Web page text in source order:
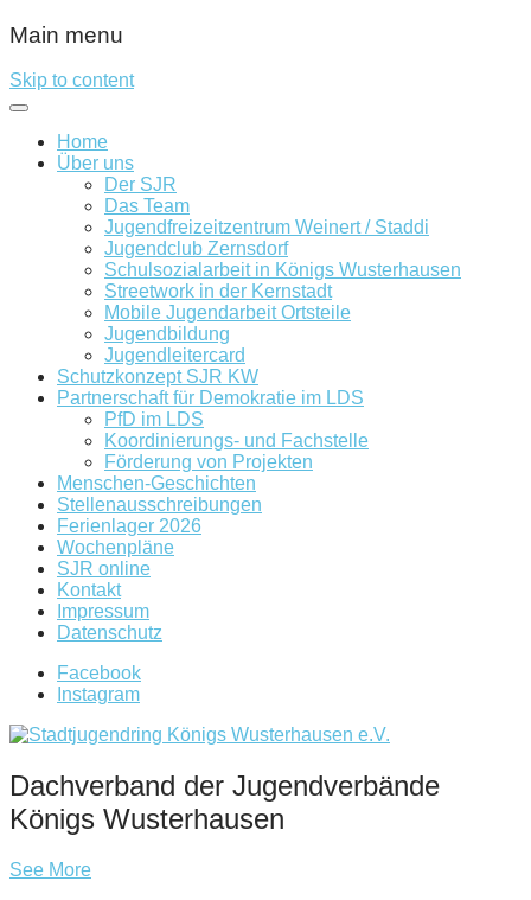
Main menu
Skip to content
Home
Über uns
Der SJR
Das Team
Jugendfreizeitzentrum Weinert / Staddi
Jugendclub Zernsdorf
Schulsozialarbeit in Königs Wusterhausen
Streetwork in der Kernstadt
Mobile Jugendarbeit Ortsteile
Jugendbildung
Jugendleitercard
Schutzkonzept SJR KW
Partnerschaft für Demokratie im LDS
PfD im LDS
Koordinierungs- und Fachstelle
Förderung von Projekten
Menschen-Geschichten
Stellenausschreibungen
Ferienlager 2026
Wochenpläne
SJR online
Kontakt
Impressum
Datenschutz
Facebook
Instagram
Dachverband der Jugendverbände
Königs Wusterhausen
See More